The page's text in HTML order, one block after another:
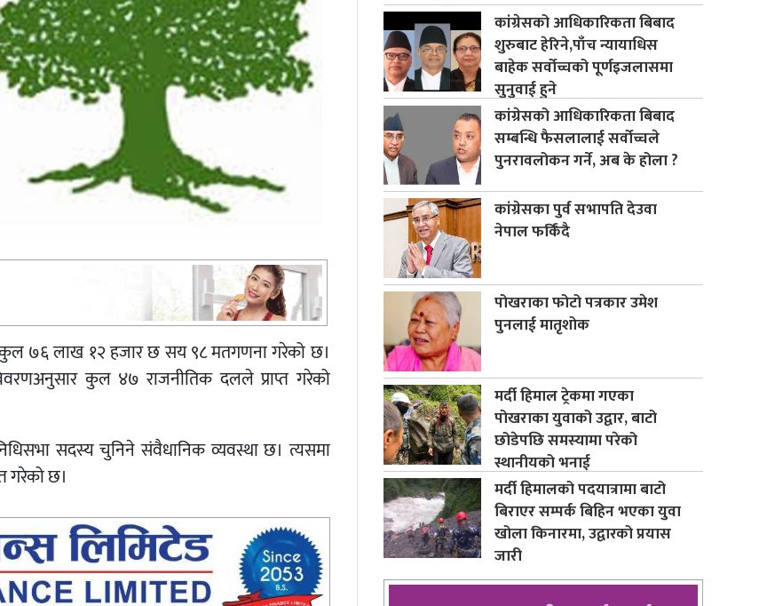
७६ लाख १२ हजार छ सय ९८ मतगणना गरेको छ।
कुल ४७ राजनीतिक दलले प्राप्त गरेको
सदस्य चुनिने संवैधानिक व्यवस्था छ। त्यसमा
गरेको छ।
कांग्रेसको आधिकारिकता बिबाद
शुरुबाट हेरिने,पाँच न्यायाधिस
बाहेक सर्वोच्चको पूर्णइजलासमा
सुनुवाई हुने
कांग्रेसको आधिकारिकता बिबाद
सम्बन्धि फैसलालाई सर्वोच्चले
पुनरावलोकन गर्ने, अब के होला ?
कांग्रेसका पुर्व सभापति देउवा
नेपाल फर्किंदै
पोखराका फोटो पत्रकार उमेश
पुनलाई मातृशोक
मर्दी हिमाल ट्रेकमा गएका
पोखराका युवाको उद्वार, बाटो
छोडेपछि समस्यामा परेको
स्थानीयको भनाई
मर्दी हिमालको पदयात्रामा बाटो
बिराएर सम्पर्क बिहिन भएका युवा
खोला किनारमा, उद्वारको प्रयास
जारी